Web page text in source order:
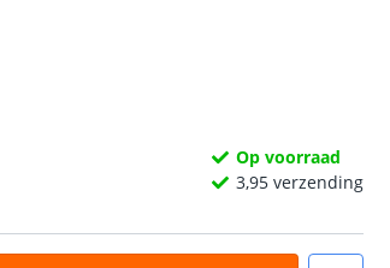
Op voorraad
3,95 verzending